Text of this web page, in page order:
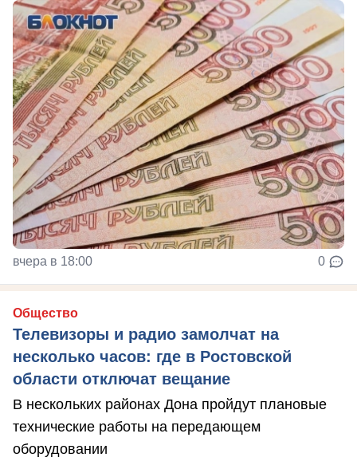
вчера в 18:00 0
Общество
Телевизоры и радио замолчат на
несколько часов: где в Ростовской
области отключат вещание
В нескольких районах Дона пройдут плановые
технические работы на передающем
оборудовании